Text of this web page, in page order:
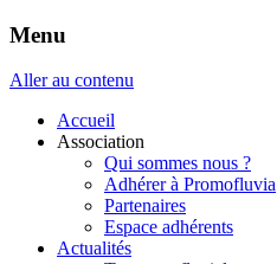
Menu
Aller au contenu
Accueil
Association
Qui sommes nous ?
Adhérer à Promofluvia
Partenaires
Espace adhérents
Actualités